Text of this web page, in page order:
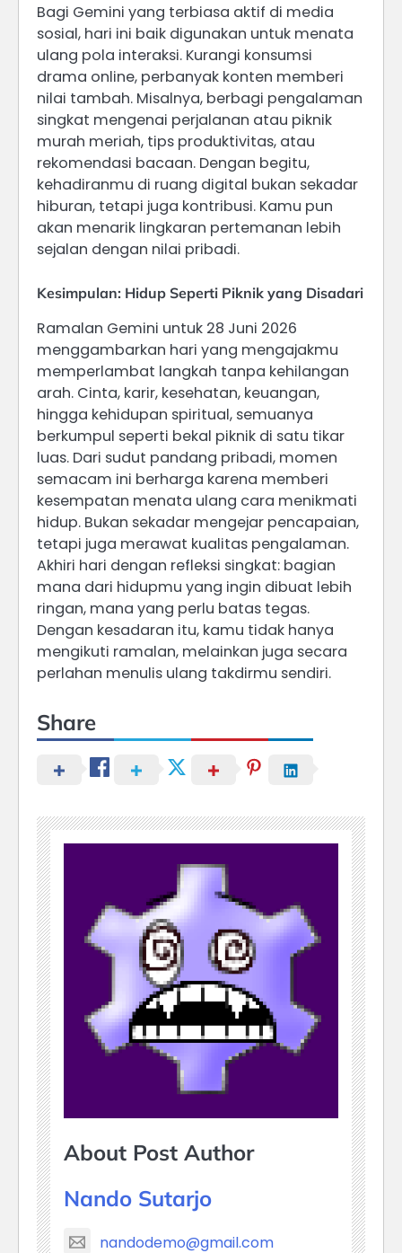
Bagi Gemini yang terbiasa aktif di media
sosial, hari ini baik digunakan untuk menata
ulang pola interaksi. Kurangi konsumsi
drama online, perbanyak konten memberi
nilai tambah. Misalnya, berbagi pengalaman
singkat mengenai perjalanan atau piknik
murah meriah, tips produktivitas, atau
rekomendasi bacaan. Dengan begitu,
kehadiranmu di ruang digital bukan sekadar
hiburan, tetapi juga kontribusi. Kamu pun
akan menarik lingkaran pertemanan lebih
sejalan dengan nilai pribadi.
Kesimpulan: Hidup Seperti Piknik yang Disadari
Ramalan Gemini untuk 28 Juni 2026
menggambarkan hari yang mengajakmu
memperlambat langkah tanpa kehilangan
arah. Cinta, karir, kesehatan, keuangan,
hingga kehidupan spiritual, semuanya
berkumpul seperti bekal piknik di satu tikar
luas. Dari sudut pandang pribadi, momen
semacam ini berharga karena memberi
kesempatan menata ulang cara menikmati
hidup. Bukan sekadar mengejar pencapaian,
tetapi juga merawat kualitas pengalaman.
Akhiri hari dengan refleksi singkat: bagian
mana dari hidupmu yang ingin dibuat lebih
ringan, mana yang perlu batas tegas.
Dengan kesadaran itu, kamu tidak hanya
mengikuti ramalan, melainkan juga secara
perlahan menulis ulang takdirmu sendiri.
Share
About Post Author
Nando Sutarjo
nandodemo@gmail.com